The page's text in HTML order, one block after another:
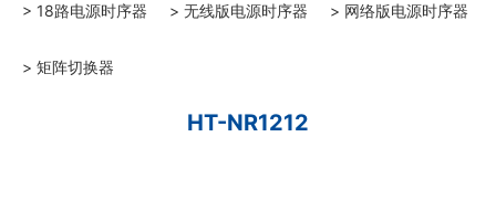
HT-NR1212
> 18路电源时序器 > 无线版电源时序器 > 网络版电源时序器
> 矩阵切换器